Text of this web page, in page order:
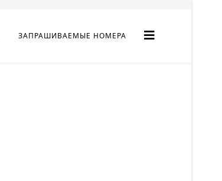
ЗАПРАШИВАЕМЫЕ НОМЕРА